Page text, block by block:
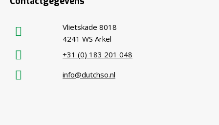
Vlietskade 8018
4241 WS Arkel
+31 (0) 183 201 048
info@dutchso.nl